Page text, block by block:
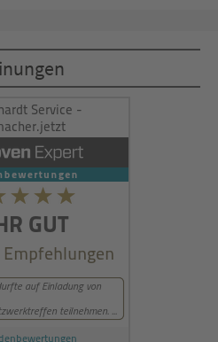
Consent
&eRecht24